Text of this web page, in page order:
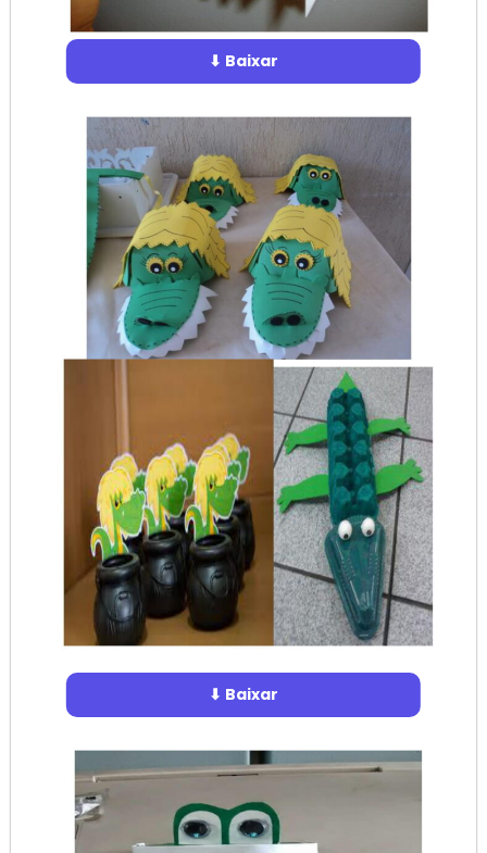
⬇ Baixar
⬇ Baixar